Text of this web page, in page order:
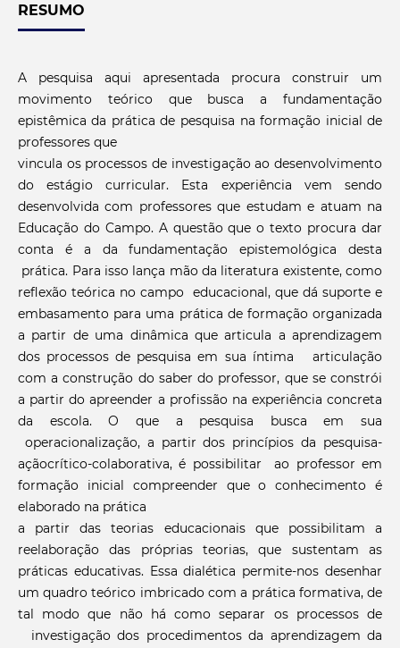
RESUMO
A pesquisa aqui apresentada procura construir um
movimento teórico que busca a fundamentação
epistêmica da prática de pesquisa na formação inicial de
professores que
vincula os processos de investigação ao desenvolvimento
do estágio curricular. Esta experiência vem sendo
desenvolvida com professores que estudam e atuam na
Educação do Campo. A questão que o texto procura dar
conta é a da fundamentação epistemológica desta
prática. Para isso lança mão da literatura existente, como
reflexão teórica no campo educacional, que dá suporte e
embasamento para uma prática de formação organizada
a partir de uma dinâmica que articula a aprendizagem
dos processos de pesquisa em sua íntima articulação
com a construção do saber do professor, que se constrói
a partir do apreender a profissão na experiência concreta
da escola. O que a pesquisa busca em sua
operacionalização, a partir dos princípios da pesquisa-
açãocrítico-colaborativa, é possibilitar ao professor em
formação inicial compreender que o conhecimento é
elaborado na prática
a partir das teorias educacionais que possibilitam a
reelaboração das próprias teorias, que sustentam as
práticas educativas. Essa dialética permite-nos desenhar
um quadro teórico imbricado com a prática formativa, de
tal modo que não há como separar os processos de
investigação dos procedimentos da aprendizagem da